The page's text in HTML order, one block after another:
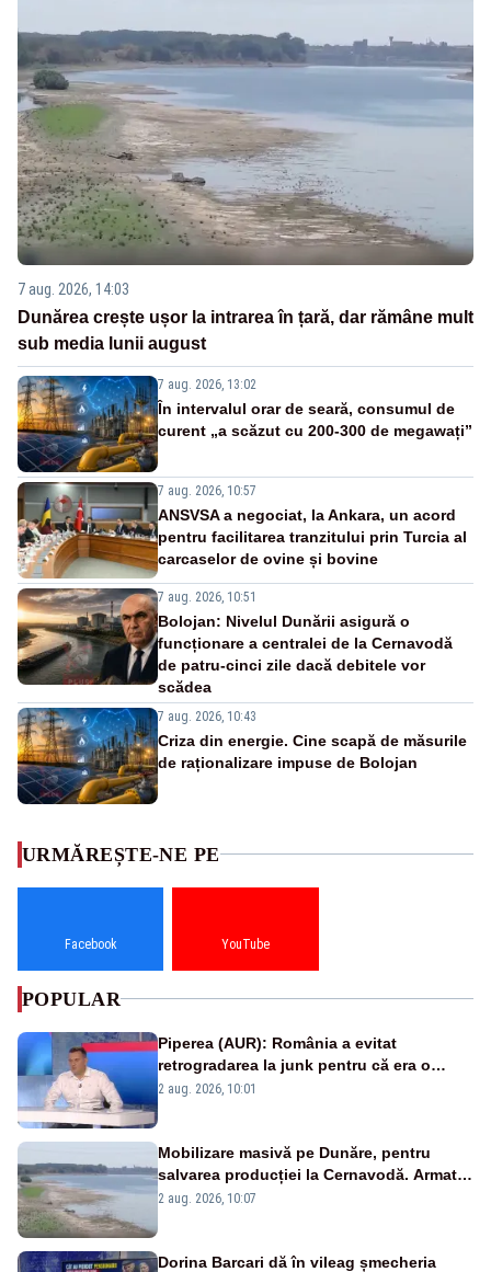
7 aug. 2026, 14:03
Dunărea crește ușor la intrarea în țară, dar rămâne mult
sub media lunii august
7 aug. 2026, 13:02
În intervalul orar de seară, consumul de
curent „a scăzut cu 200-300 de megawați”
7 aug. 2026, 10:57
ANSVSA a negociat, la Ankara, un acord
pentru facilitarea tranzitului prin Turcia al
carcaselor de ovine și bovine
7 aug. 2026, 10:51
Bolojan: Nivelul Dunării asigură o
funcționare a centralei de la Cernavodă
de patru-cinci zile dacă debitele vor
scădea
7 aug. 2026, 10:43
Criza din energie. Cine scapă de măsurile
de raționalizare impuse de Bolojan
URMĂREȘTE-NE PE
Facebook YouTube
POPULAR
Piperea (AUR): România a evitat
retrogradarea la junk pentru că era o
catastrofă pentru bănci și fondurile de
2 aug. 2026, 10:01
Mobilizare masivă pe Dunăre, pentru
salvarea producției la Cernavodă. Armata
va detona o stâncă și va devia apa
2 aug. 2026, 10:07
Dorina Barcari dă în vileag șmecheria